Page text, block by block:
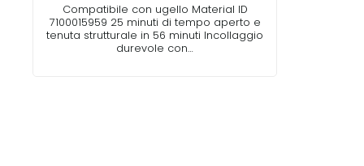
Compatibile con ugello Material ID
7100015959 25 minuti di tempo aperto e
tenuta strutturale in 56 minuti Incollaggio
durevole con…